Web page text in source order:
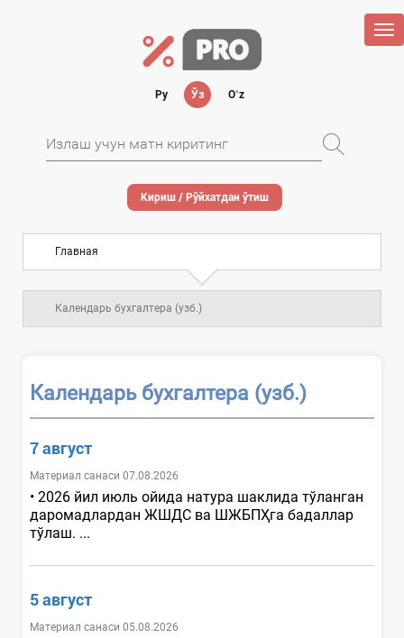
Ру Ўз Oʻz
Кириш / Рўйхатдан ўтиш
Главная
Календарь бухгалтера (узб.)
Календарь бухгалтера (узб.)
7 август
Материал санаси 07.08.2026
• 2026 йил июль ойида натура шаклида тўланган
даромадлардан ЖШДС ва ШЖБПҲга бадаллар
тўлаш. ...
5 август
Материал санаси 05.08.2026